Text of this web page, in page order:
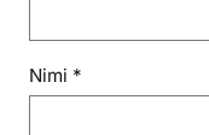
Nimi *